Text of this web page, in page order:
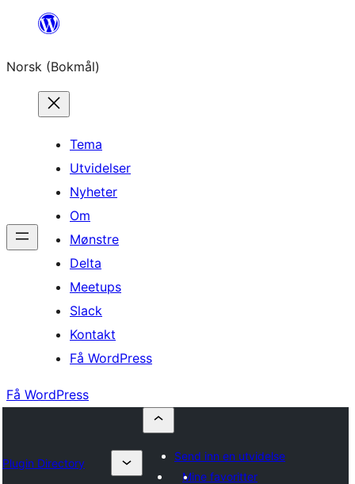
Hopp
innhold
Norsk (Bokmål)
Tema
Utvidelser
Nyheter
Om
Mønstre
Delta
Meetups
Slack
Kontakt
Få WordPress
Få WordPress
Plugin Directory
Send inn en utvidelse
Mine favoritter